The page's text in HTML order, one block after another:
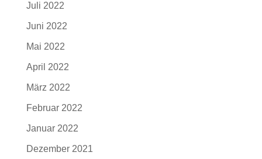
Juli 2022
Juni 2022
Mai 2022
April 2022
März 2022
Februar 2022
Januar 2022
Dezember 2021